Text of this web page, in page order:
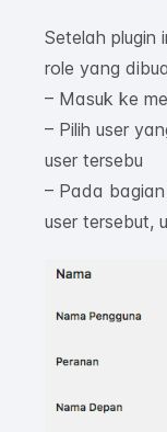
Setelah
role yang
– Masuk ke
– Pilih user
user tersebu
– Pada
user tersebut,